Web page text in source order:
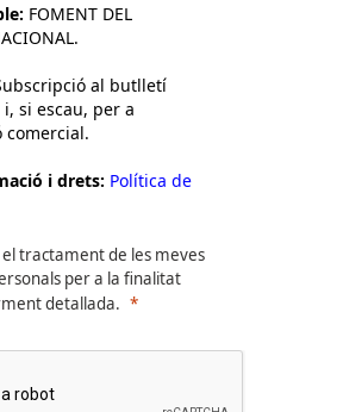
FOMENT DEL
al butlletí
si escau, per a
comercial.
i drets: Política de
tractament de les meves
per a la finalitat
detallada.